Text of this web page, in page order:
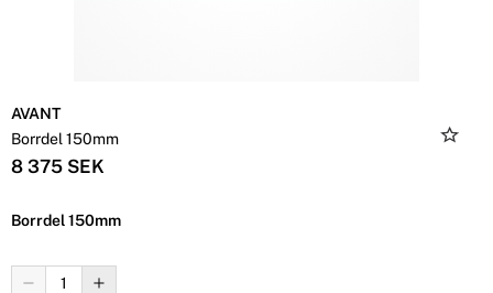
AVANT
Borrdel 150mm
8 375 SEK
Borrdel 150mm